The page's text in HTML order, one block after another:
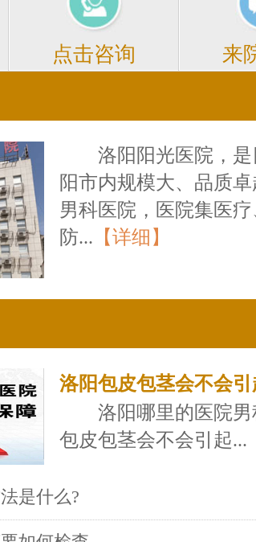
点击咨询
来
洛阳阳光医院，
阳市内规模大、品质
男科医院，医院集医
防... 【详细】
洛阳包皮包茎会不会引
洛阳哪里的医院男
包皮包茎会不会引起...
是什么?